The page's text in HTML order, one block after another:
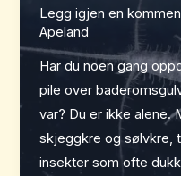
Legg igjen en
Apeland
Har du noen gang
pile over
var? Du er ikke alene.
skjeggkre og sølvkre,
insekter som ofte